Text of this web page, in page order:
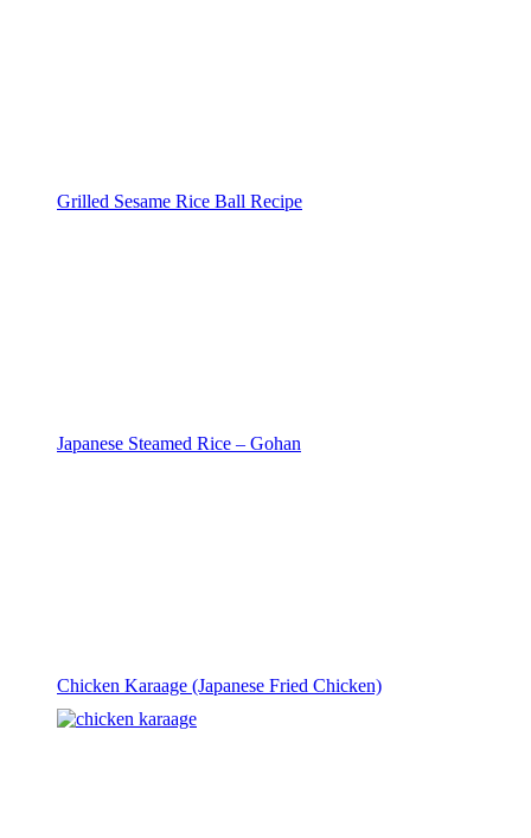
Grilled Sesame Rice Ball Recipe
Japanese Steamed Rice – Gohan
Chicken Karaage (Japanese Fried Chicken)